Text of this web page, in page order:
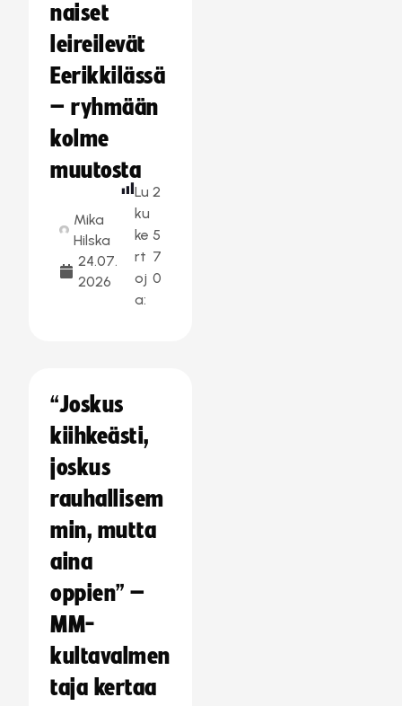
naiset
leireilevät
Eerikkilässä
– ryhmään
kolme
muutosta
Mika
Hilska
24.07.
2026
Lu
ku
ke
rt
oj
a:
2
5
7
0
“Joskus
kiihkeästi,
joskus
rauhallisem
min, mutta
aina
oppien” –
MM-
kultavalmen
taja kertaa